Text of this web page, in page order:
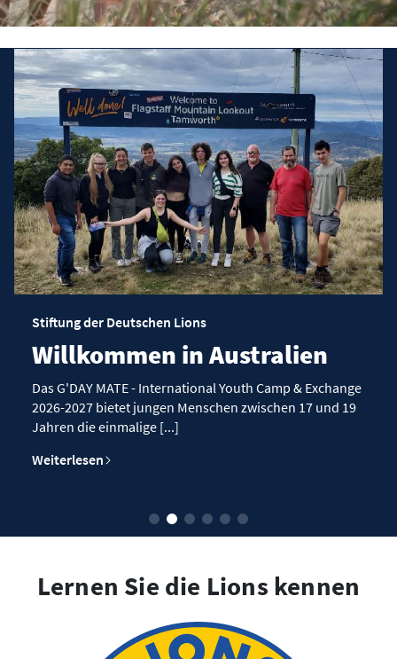
Stiftung der Deutschen Lions
Willkommen in Australien
Das G'DAY MATE - International Youth Camp & Exchange
2026-2027 bietet jungen Menschen zwischen 17 und 19
Jahren die einmalige [...]
Weiterlesen
Lernen Sie die Lions kennen